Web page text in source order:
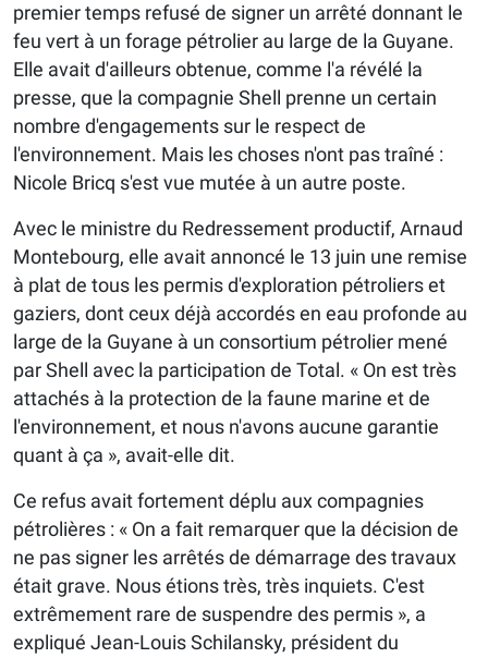
premier temps refusé de signer un arrêté donnant le
feu vert à un forage pétrolier au large de la Guyane.
Elle avait d'ailleurs obtenue, comme l'a révélé la
presse, que la compagnie Shell prenne un certain
nombre d'engagements sur le respect de
l'environnement. Mais les choses n'ont pas traîné :
Nicole Bricq s'est vue mutée à un autre poste.
Avec le ministre du Redressement productif, Arnaud
Montebourg, elle avait annoncé le 13 juin une remise
à plat de tous les permis d'exploration pétroliers et
gaziers, dont ceux déjà accordés en eau profonde au
large de la Guyane à un consortium pétrolier mené
par Shell avec la participation de Total. « On est très
attachés à la protection de la faune marine et de
l'environnement, et nous n'avons aucune garantie
quant à ça », avait-elle dit.
Ce refus avait fortement déplu aux compagnies
pétrolières : « On a fait remarquer que la décision de
ne pas signer les arrêtés de démarrage des travaux
était grave. Nous étions très, très inquiets. C'est
extrêmement rare de suspendre des permis », a
expliqué Jean-Louis Schilansky, président du